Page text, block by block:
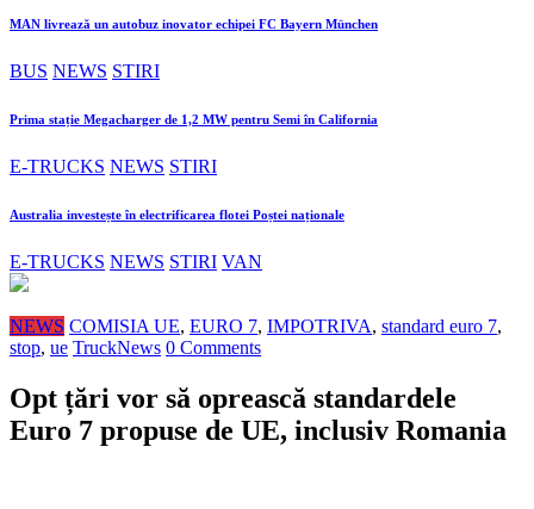
MAN livrează un autobuz inovator echipei FC Bayern München
BUS NEWS STIRI
Prima stație Megacharger de 1,2 MW pentru Semi în California
E-TRUCKS NEWS STIRI
Australia investește în electrificarea flotei Poștei naționale
E-TRUCKS NEWS STIRI VAN
NEWS COMISIA UE, EURO 7, IMPOTRIVA, standard euro 7,
stop, ue TruckNews 0 Comments
Opt țări vor să oprească standardele
Euro 7 propuse de UE, inclusiv Romania